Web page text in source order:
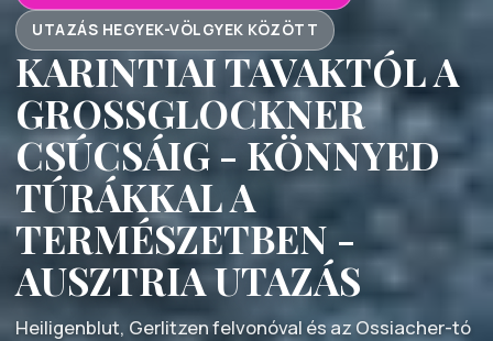
UTAZÁS HEGYEK-VÖLGYEK KÖZÖTT
KARINTIAI TAVAKTÓL A
GROSSGLOCKNER
CSÚCSÁIG - KÖNNYED
TÚRÁKKAL A
TERMÉSZETBEN -
AUSZTRIA UTAZÁS
Heiligenblut, Gerlitzen felvonóval és az Ossiacher-tó